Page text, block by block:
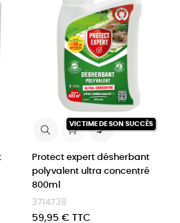
VICTIME DE SON SUCCÈS

Protect expert désherbant
polyvalent ultra concentré
800ml
3714738
Prix
59,95 € TTC